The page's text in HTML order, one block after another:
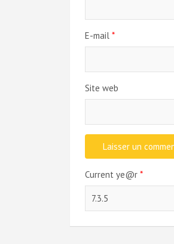
E-mail *
Site web
Current ye@r *